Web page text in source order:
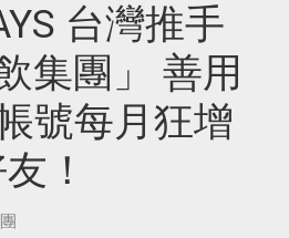
台灣推手
集團」 善用
號每月狂增
！